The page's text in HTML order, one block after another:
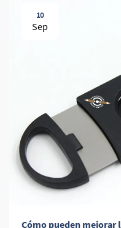
10
Sep
Cómo pueden mejorar